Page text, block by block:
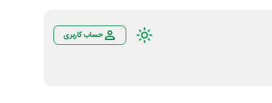
حساب کاربری